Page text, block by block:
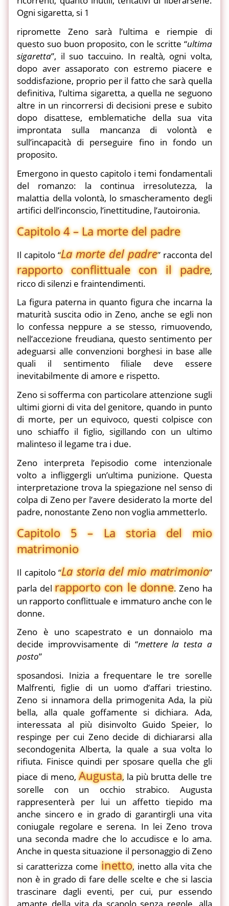
Ogni sigaretta, si 1
ripromette Zeno sarà l’ultima e riempie di
questo suo buon proposito, con le scritte “ultima
sigaretta”, il suo taccuino. In realtà, ogni volta,
dopo aver assaporato con estremo piacere e
soddisfazione, proprio per il fatto che sarà quella
definitiva, l’ultima sigaretta, a quella ne seguono
altre in un rincorrersi di decisioni prese e subito
dopo disattese, emblematiche della sua vita
improntata sulla mancanza di volontà e
sull’incapacità di perseguire fino in fondo un
proposito.
Emergono in questo capitolo i temi fondamentali
del romanzo: la continua irresolutezza, la
malattia della volontà, lo smascheramento degli
artifici dell’inconscio, l’inettitudine, l’autoironia.
Capitolo 4 – La morte del padre
Il capitolo “La morte del padre” racconta del
rapporto conflittuale con il padre,
ricco di silenzi e fraintendimenti.
La figura paterna in quanto figura che incarna la
maturità suscita odio in Zeno, anche se egli non
lo confessa neppure a se stesso, rimuovendo,
nell’accezione freudiana, questo sentimento per
adeguarsi alle convenzioni borghesi in base alle
quali il sentimento filiale deve essere
inevitabilmente di amore e rispetto.
Zeno si sofferma con particolare attenzione sugli
ultimi giorni di vita del genitore, quando in punto
di morte, per un equivoco, questi colpisce con
uno schiaffo il figlio, sigillando con un ultimo
malinteso il legame tra i due.
Zeno interpreta l’episodio come intenzionale
volto a infliggergli un’ultima punizione. Questa
interpretazione trova la spiegazione nel senso di
colpa di Zeno per l’avere desiderato la morte del
padre, nonostante Zeno non voglia ammetterlo.
Capitolo 5 – La storia del mio
matrimonio
Il capitolo “La storia del mio matrimonio”
parla delrapporto con le donne. Zeno ha
un rapporto conflittuale e immaturo anche con le
donne.
Zeno è uno scapestrato e un donnaiolo ma
decide improvvisamente di “mettere la testa a
posto”
sposandosi. Inizia a frequentare le tre sorelle
Malfrenti, figlie di un uomo d’affari triestino.
Zeno si innamora della primogenita Ada, la più
bella, alla quale goffamente si dichiara. Ada,
interessata al più disinvolto Guido Speier, lo
respinge per cui Zeno decide di dichiararsi alla
secondogenita Alberta, la quale a sua volta lo
rifiuta. Finisce quindi per sposare quella che gli
piace di meno,Augusta, la più brutta delle tre
sorelle con un occhio strabico. Augusta
rappresenterà per lui un affetto tiepido ma
anche sincero e in grado di garantirgli una vita
coniugale regolare e serena. In lei Zeno trova
una seconda madre che lo accudisce e lo ama.
Anche in questa situazione il personaggio di Zeno
si caratterizza comeinetto, inetto alla vita che
non è in grado di fare delle scelte e che si lascia
trascinare dagli eventi, per cui, pur essendo